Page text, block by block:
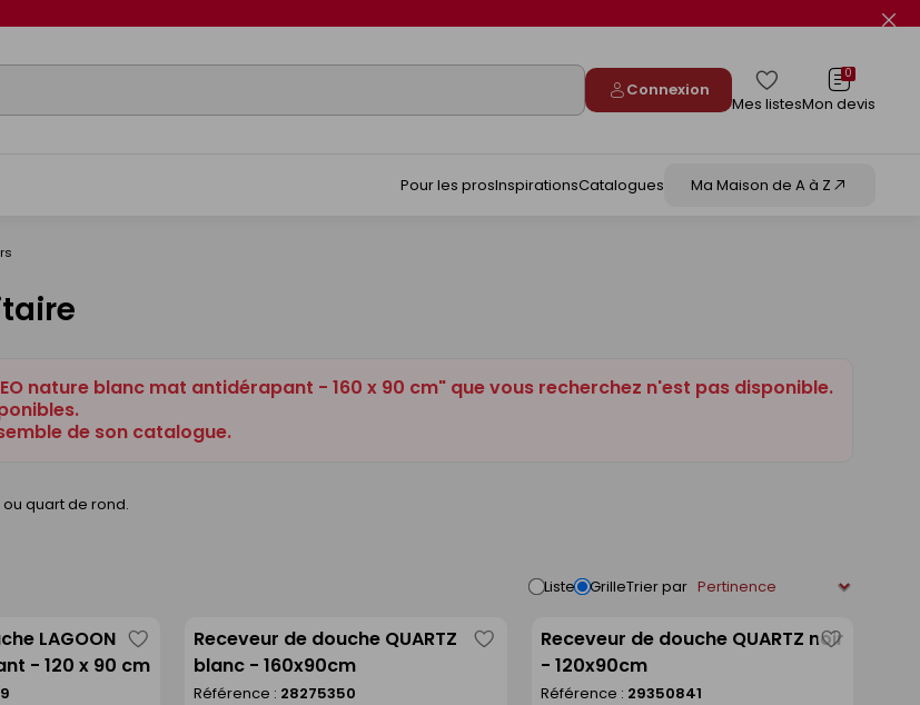
Connexion
Mes listes
0
Mon devis
Pour les prosInspirationsCatalogues Ma Maison de A à Z
nature blanc mat antidérapant - 160 x 90 cm" que vous recherchez n'est pas disponible.
de son catalogue.
quart de rond.
Liste GrilleTrier par
LAGOON
- 120 x 90 cm
Enregistrer
comme
Receveur de douche QUARTZ
blanc - 160x90cm
Référence : 28275350
EnregistrerReceveur de douche QUARTZ noir
- 120x90cm
Référence : 29350841